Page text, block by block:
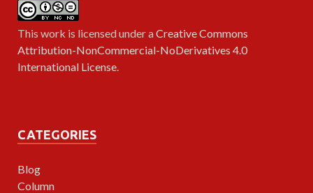
This work is licensed under aCreative Commons
Attribution-NonCommercial-NoDerivatives 4.0
International License.
CATEGORIES
Blog
Column